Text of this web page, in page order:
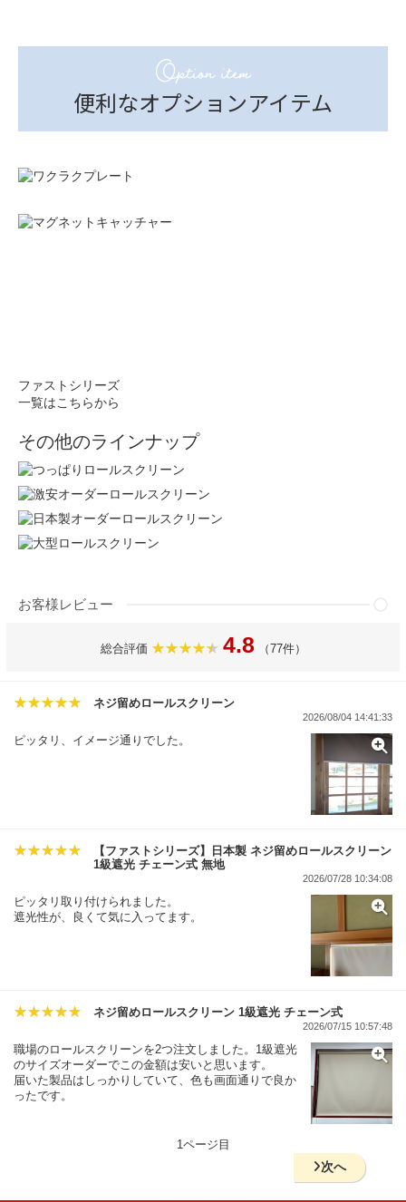
Option item
便利なオプションアイテム
ファストシリーズ
一覧はこちらから
その他のラインナップ
お客様レビュー
総合評価 4.8 （77件）
ネジ留めロールスクリーン
2026/08/04 14:41:33
ピッタリ、イメージ通りでした。
【ファストシリーズ】日本製 ネジ留めロールスクリーン
1級遮光 チェーン式 無地
2026/07/28 10:34:08
ピッタリ取り付けられました。
遮光性が、良くて気に入ってます。
ネジ留めロールスクリーン 1級遮光 チェーン式
2026/07/15 10:57:48
職場のロールスクリーンを2つ注文しました。1級遮光
のサイズオーダーでこの金額は安いと思います。
届いた製品はしっかりしていて、色も画面通りで良か
ったです。
1ページ目
次へ